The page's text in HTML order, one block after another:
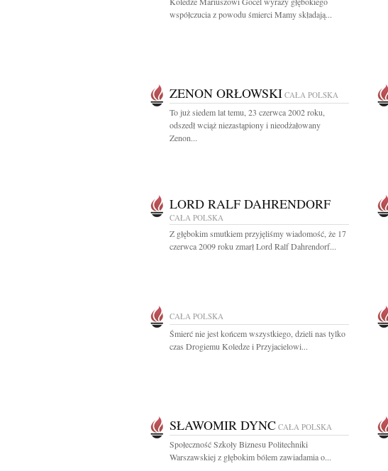
współczucia z powodu śmierci Mamy składają...
ZENON ORŁOWSKI CAŁA POLSKA
To już siedem lat temu, 23 czerwca 2002 roku,
odszedł wciąż niezastąpiony i nieodżałowany
Zenon...
LORD RALF DAHRENDORF
CAŁA POLSKA
Z głębokim smutkiem przyjęliśmy wiadomość, że 17
czerwca 2009 roku zmarł Lord Ralf Dahrendorf...
CAŁA POLSKA
Śmierć nie jest końcem wszystkiego, dzieli nas tylko
czas Drogiemu Koledze i Przyjacielowi...
SŁAWOMIR DYNC CAŁA POLSKA
Społeczność Szkoły Biznesu Politechniki
Warszawskiej z głębokim bólem zawiadamia o...